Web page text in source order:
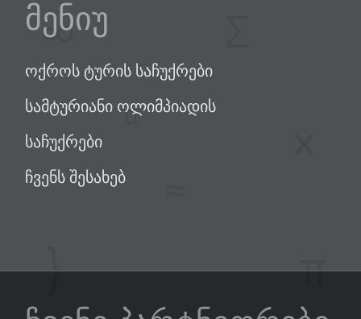
მენიუ
ოქროს ტურის საჩუქრები
სამტურიანი ოლიმპიადის
საჩუქრები
ჩვენს შესახებ